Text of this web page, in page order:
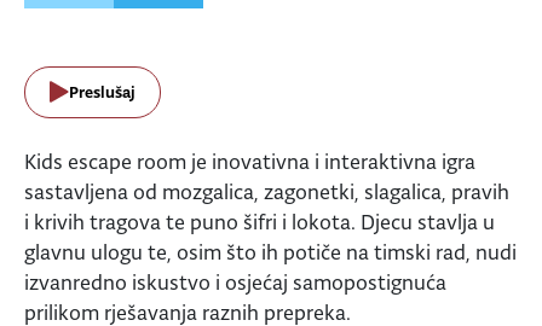
Preslušaj
Kids escape room je inovativna i interaktivna igra
sastavljena od mozgalica, zagonetki, slagalica, pravih
i krivih tragova te puno šifri i lokota. Djecu stavlja u
glavnu ulogu te, osim što ih potiče na timski rad, nudi
izvanredno iskustvo i osjećaj samopostignuća
prilikom rješavanja raznih prepreka.